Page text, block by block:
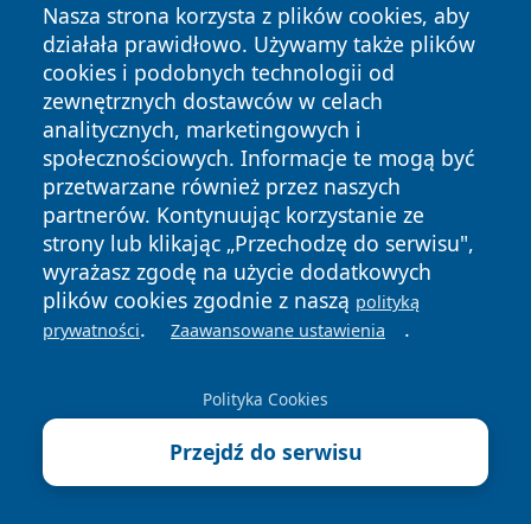
Nasza strona korzysta z plików cookies, aby
działała prawidłowo. Używamy także plików
cookies i podobnych technologii od
zewnętrznych dostawców w celach
analitycznych, marketingowych i
społecznościowych. Informacje te mogą być
przetwarzane również przez naszych
partnerów. Kontynuując korzystanie ze
strony lub klikając „Przechodzę do serwisu",
wyrażasz zgodę na użycie dodatkowych
plików cookies zgodnie z naszą polityką
prywatności. Zaawansowane ustawienia .
Polityka Cookies
Przejdź do serwisu
Copyright © 2026 dabrowski24.pl Wszystkie prawa
zastrzeżone.
News Autorzy
Polityka
Prywatności
Polityka
Cookies